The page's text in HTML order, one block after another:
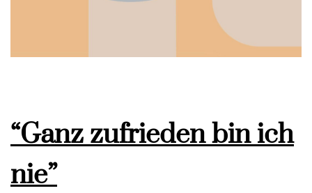
“Ganz zufrieden bin ich
nie”